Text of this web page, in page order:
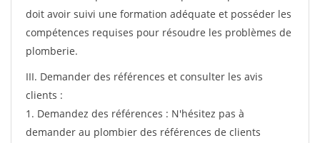
doit avoir suivi une formation adéquate et posséder les
compétences requises pour résoudre les problèmes de
plomberie.
III. Demander des références et consulter les avis
clients :
1. Demandez des références : N'hésitez pas à
demander au plombier des références de clients